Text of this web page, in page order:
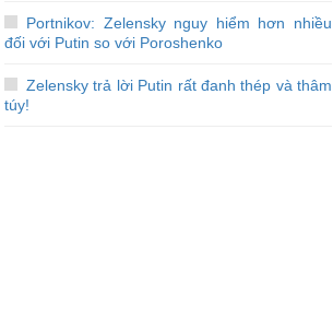
Portnikov: Zelensky nguy hiểm hơn nhiều
đối với Putin so với Poroshenko
Zelensky trả lời Putin rất đanh thép và thâm
túy!